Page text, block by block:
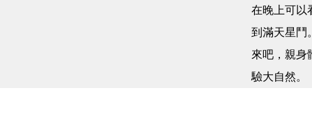
在晚上可以
到滿天星鬥
來吧，親身
驗大自然。